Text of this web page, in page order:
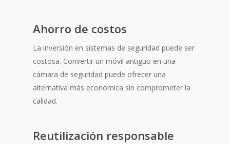
Ahorro de costos
La inversión en sistemas de seguridad puede ser
costosa. Convertir un móvil antiguo en una
cámara de seguridad puede ofrecer una
alternativa más económica sin comprometer la
calidad.
Reutilización responsable